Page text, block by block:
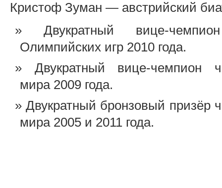
Кристоф Зуман — австрийский
Двукратный вице-
Олимпийских игр 2010 года.
Двукратный вице-чемпион
мира 2009 года.
Двукратный бронзовый призёр
мира 2005 и 2011 года.